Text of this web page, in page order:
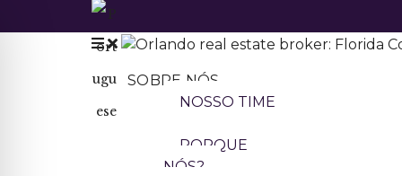
SOBRE NÓS
NOSSO TIME
PORQUE
NÓS?